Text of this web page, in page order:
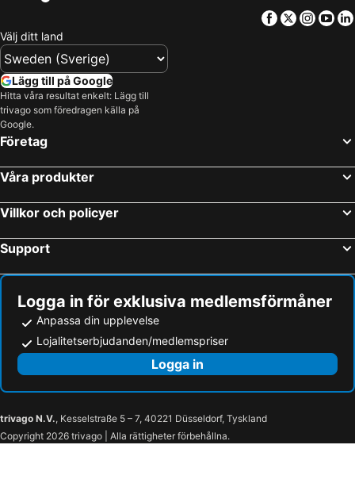
Facebook
Twitter
Välj ditt land
Lägg till på Google
Hitta våra resultat enkelt: Lägg till
trivago som föredragen källa på
Google.
Företag
Våra produkter
Villkor och policyer
Support
Logga in för exklusiva medlemsförmåner
Anpassa din upplevelse
Lojalitetserbjudanden/medlemspriser
Logga in
trivago N.V., Kesselstraße 5 – 7, 40221 Düsseldorf, Tyskland
Copyright 2026 trivago | Alla rättigheter förbehållna.